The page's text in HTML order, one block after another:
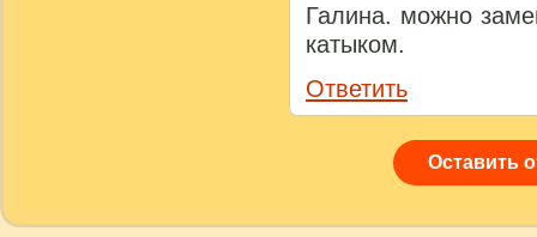
Галина. можно
катыком.
Ответить
Оставить